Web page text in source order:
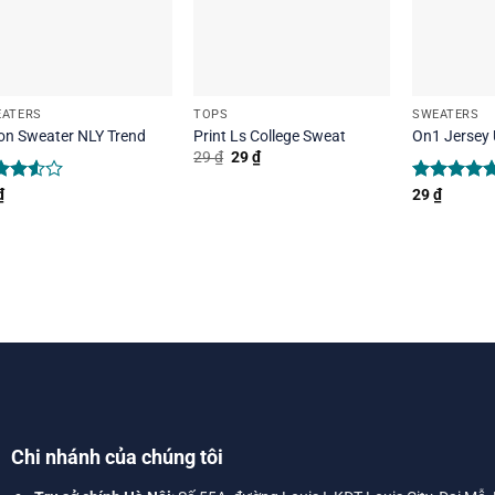
Sweater NLY Trend
TOPS
Print Ls College Sweat
29₫ Original
price
29₫Current
price
SWEATERS
On1 Jersey
Rated
29₫
Chi nhánh của chúng tôi